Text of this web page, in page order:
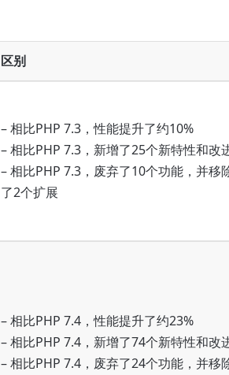
区别
– 相比PHP 7.3，性能提升了约10%
– 相比PHP 7.3，新增了25个新特性和改
– 相比PHP 7.3，废弃了10个功能，并移
了2个扩展
– 相比PHP 7.4，性能提升了约23%
– 相比PHP 7.4，新增了74个新特性和改
– 相比PHP 7.4，废弃了24个功能，并移